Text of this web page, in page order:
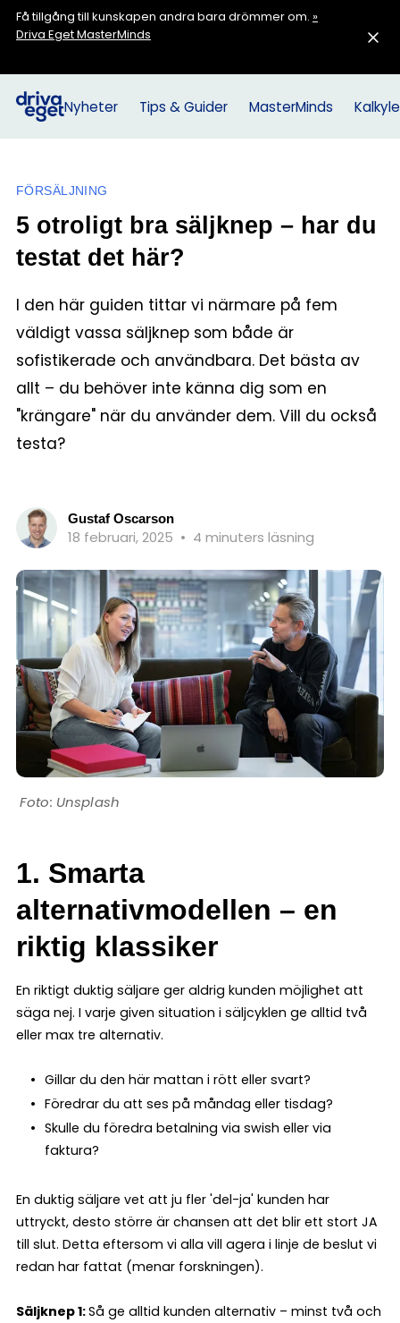
Få tillgång till kunskapen andra bara drömmer om. »
Driva Eget MasterMinds
Nyheter Tips & Guider MasterMinds
FÖRSÄLJNING
5 otroligt bra säljknep – har du
testat det här?
I den här guiden tittar vi närmare på fem
väldigt vassa säljknep som både är
sofistikerade och användbara. Det bästa av
allt – du behöver inte känna dig som en
"krängare" när du använder dem. Vill du också
testa?
Gustaf Oscarson
18 februari, 2025 • 4 minuters läsning
Unsplash
1. Smarta
alternativmodellen – en
riktig klassiker
En riktigt duktig säljare ger aldrig kunden möjlighet att
säga nej. I varje given situation i säljcyklen ge alltid två
eller max tre alternativ.
Gillar du den här mattan i rött eller svart?
Föredrar du att ses på måndag eller tisdag?
Skulle du föredra betalning via swish eller via
faktura?
En duktig säljare vet att ju fler 'del-ja' kunden har
uttryckt, desto större är chansen att det blir ett stort JA
till slut. Detta eftersom vi alla vill agera i linje de beslut vi
redan har fattat (menar forskningen).
Säljknep 1:Så ge alltid kunden alternativ – minst två och